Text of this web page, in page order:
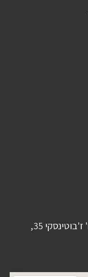
מגדלי התאומים 2 קומה 9 רח' ז'בוטינסקי 35,